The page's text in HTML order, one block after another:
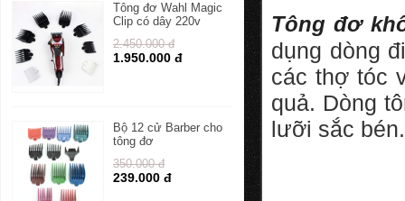
Tông đơ Wahl Magic
Clip có dây 220v
2.450.000 đ
1.950.000 đ
Bộ 12 cử Barber cho
tông đơ
350.000 đ
239.000 đ
Tông đơ
dụng dòng
các thợ tóc
quả. Dòng
lưỡi sắc bén.